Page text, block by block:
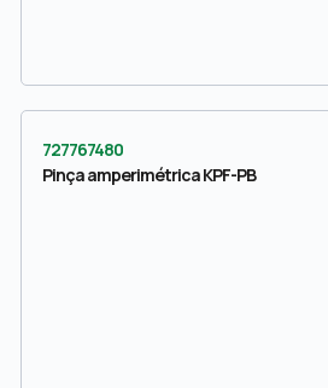
727767480
Pinça amperimétrica KPF-PB